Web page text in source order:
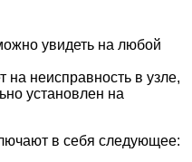
увидеть на любой
на неисправность в узле,
установлен на
в себя следующее: